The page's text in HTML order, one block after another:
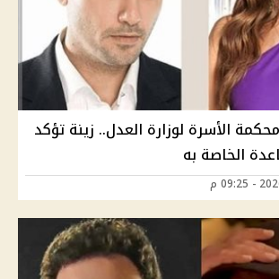
الأسرة لوزارة العدل.. زينة تؤكد
الخاصة به